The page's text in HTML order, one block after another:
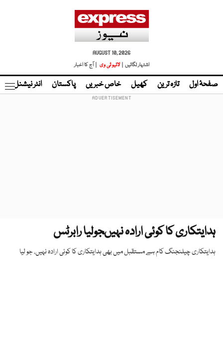
AUGUST 10, 2026
اشتہار لگائیں |
لائیو ٹی وی | آج کا اخبار
صفحۂ اول تازہ ترین کھیل خاص خبریں پاکستان انٹر نیشنل
ہدایتکاری کا کوئی ارادہ نہیںجولیا رابرٹس
ہدایتکاری چیلنجنگ کام ہے مستقبل میں بھی ہدایتکاری کا کوئی ارادہ نہیں، جو لیا